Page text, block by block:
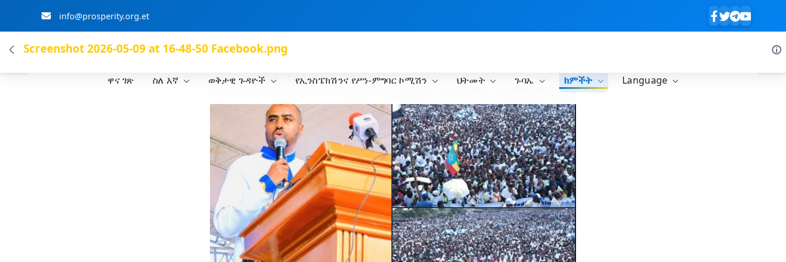
info@prosperity.org.et
ብልፅግና ፓርቲ
ዋና ገጽ ስለ እኛ ወቅታዊ ጉዳዮች የኢንስፔክሽንና የሥነ-ምግባር ኮሚሽን ህትመት ጉባኤ ክምችት Language
Screenshot 2026-05-09 at 16-48-50 Facebook.png